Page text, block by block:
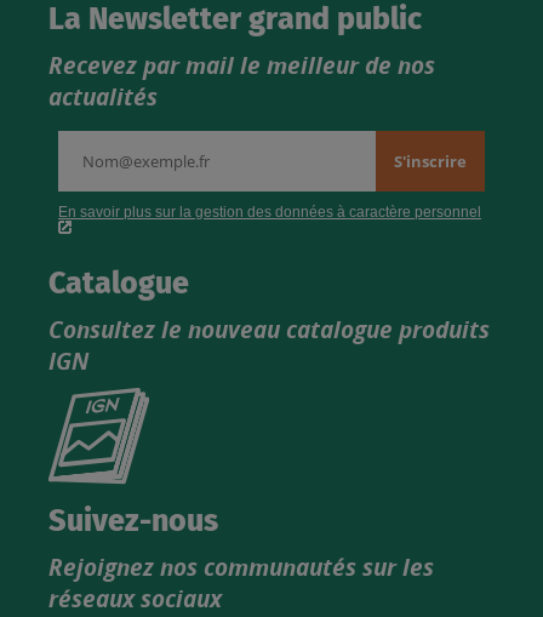
La Newsletter grand public
Recevez par mail le meilleur de nos
actualités
Catalogue
Consultez le nouveau catalogue produits
IGN
Consultez
catalogue
Suivez-nous
Rejoignez nos communautés sur les
réseaux sociaux